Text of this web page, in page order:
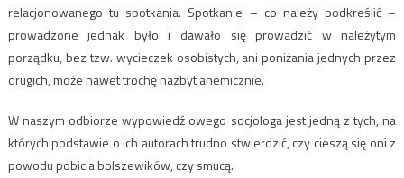
relacjonowanego tu spotkania. Spotkanie – co należy podkreślić –
prowadzone jednak było i dawało się prowadzić w należytym
porządku, bez tzw. wycieczek osobistych, ani poniżania jednych przez
drugich, może nawet trochę nazbyt anemicznie.
W naszym odbiorze wypowiedź owego socjologa jest jedną z tych, na
których podstawie o ich autorach trudno stwierdzić, czy cieszą się oni z
powodu pobicia bolszewików, czy smucą.